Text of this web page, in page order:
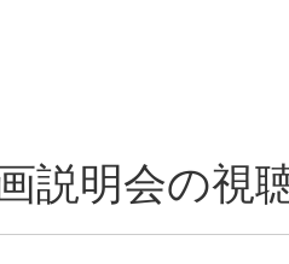
説明会の視